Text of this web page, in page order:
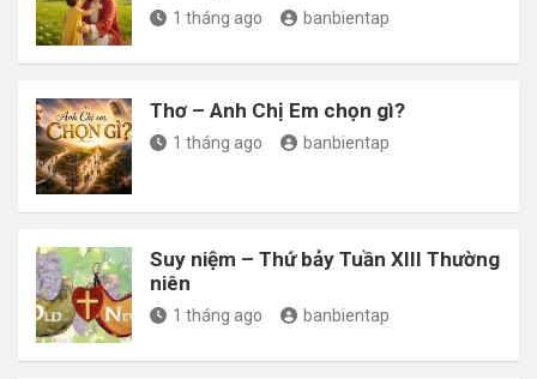
1 tháng ago banbientap
Thơ – Anh Chị Em chọn gì?
1 tháng ago banbientap
Suy niệm – Thứ bảy Tuần XIII Thường
niên
1 tháng ago banbientap